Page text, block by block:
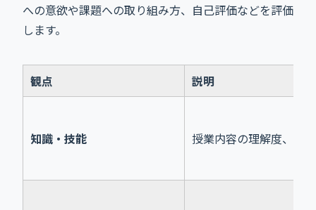
への意欲や課題への取り組み方、自己評価などを評価
します。
観点 説明
知識・技能 授業内容の理解度、問